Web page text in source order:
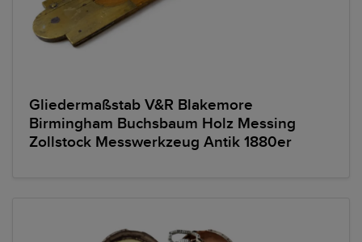
Gliedermaßstab V&R Blakemore
Birmingham Buchsbaum Holz Messing
Zollstock Messwerkzeug Antik 1880er